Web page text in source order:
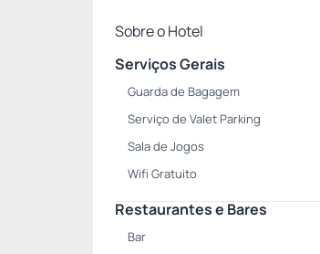
Sobre o Hotel
Serviços Gerais
Guarda de Bagagem
Serviço de Valet Parking
Sala de Jogos
Wifi Gratuito
Restaurantes e Bares
Bar